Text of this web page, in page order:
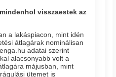
visszaestek az
a lakáspiacon, mint idén
átlagárak nominálisan
adatai szerint
alacsonyabb volt a
májusban, mint
ütemet is